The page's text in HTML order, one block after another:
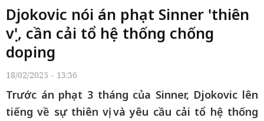
Djokovic nói án phạt Sinner 'thiên
vị', cần cải tổ hệ thống chống
doping
18/02/2025 - 13:36
Trước án phạt 3 tháng của Sinner, Djokovic lên
tiếng về sự thiên vị và yêu cầu cải tổ hệ thống